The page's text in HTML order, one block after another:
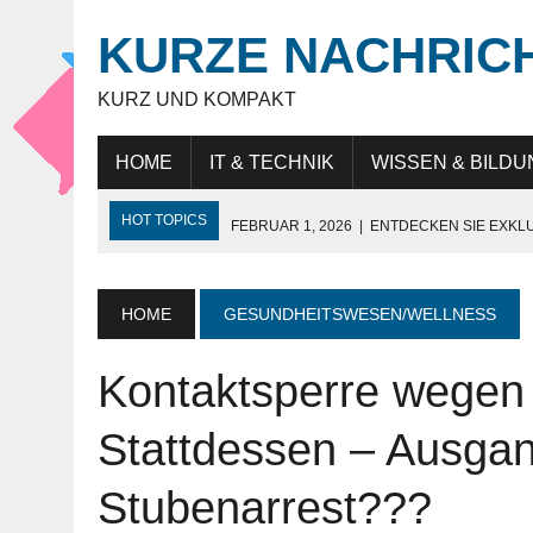
KURZE
KURZ UND KOMPAKT
HOME IT & TECHNIK WISSEN &
HOT TOPICS FEBRUAR 1, 2026 | ENTDECKEN SIE
JULI 9, 2025 | WARUM DAS LEBEN IN DUBAI FÜR EXPATS
MAI 18, 2026 KUNDENBINDUNG IM HANDEL: WIE
HOME GESUNDHEITSWESEN/WELLNESS
Kontaktsperre
Stattdessen –
Stubenarrest???